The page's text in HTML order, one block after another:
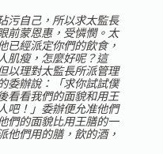
污自己，所以求太監長
前蒙恩惠，受憐憫。太
已經派定你們的飲食，
肌瘦，怎麼好呢？這
以理對太監長所派管理
委辦說：「求你試試僕
看看我們的面貌和用王
吧！」委辦便允准他們
們的面貌比用王膳的一
他們用的膳，飲的酒，